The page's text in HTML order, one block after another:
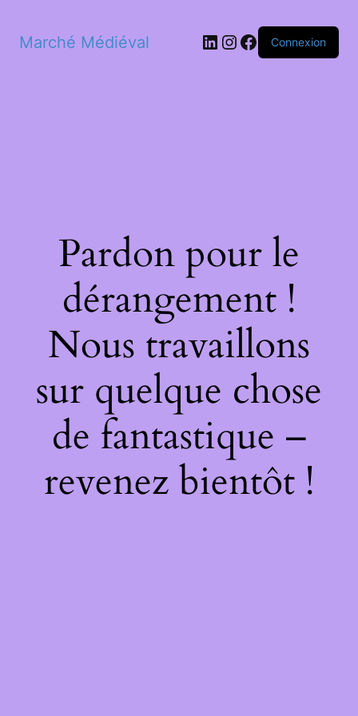
Marché Médiéval LinkedIn
Instagram
Facebook
Connexion
Pardon pour le
dérangement !
Nous travaillons
sur quelque chose
de fantastique –
revenez bientôt !